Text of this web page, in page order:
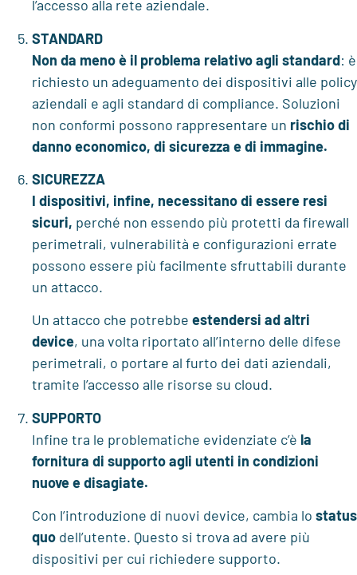
l’accesso alla rete aziendale.
STANDARD
Non da meno è il problema relativo agli standard: è
richiesto un adeguamento dei dispositivi alle policy
aziendali e agli standard di compliance. Soluzioni
non conformi possono rappresentare un rischio di
danno economico, di sicurezza e di immagine.
SICUREZZA
I dispositivi, infine, necessitano di essere resi
sicuri, perché non essendo più protetti da firewall
perimetrali, vulnerabilità e configurazioni errate
possono essere più facilmente sfruttabili durante
un attacco.
Un attacco che potrebbe estendersi ad altri
device, una volta riportato all’interno delle difese
perimetrali, o portare al furto dei dati aziendali,
tramite l’accesso alle risorse su cloud.
SUPPORTO
Infine tra le problematiche evidenziate c’è la
fornitura di supporto agli utenti in condizioni
nuove e disagiate.
Con l’introduzione di nuovi device, cambia lo status
quo dell’utente. Questo si trova ad avere più
dispositivi per cui richiedere supporto.